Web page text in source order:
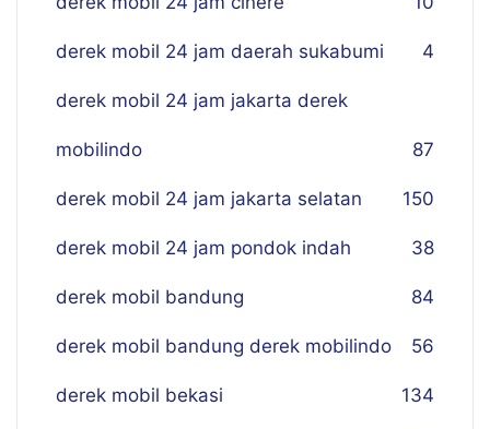
derek mobil 24 jam daerah sukabumi 4
derek mobil 24 jam jakarta derek
mobilindo 87
derek mobil 24 jam jakarta selatan 150
derek mobil 24 jam pondok indah 38
derek mobil bandung 84
derek mobil bandung derek mobilindo 56
derek mobil bekasi 134